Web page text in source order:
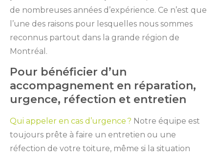
de nombreuses années d’expérience. Ce n’est que
l’une des raisons pour lesquelles nous sommes
reconnus partout dans la grande région de
Montréal.
Pour bénéficier d’un
accompagnement en réparation,
urgence, réfection et entretien
Qui appeler en cas d’urgence ? Notre équipe est
toujours prête à faire un entretien ou une
réfection de votre toiture, même si la situation